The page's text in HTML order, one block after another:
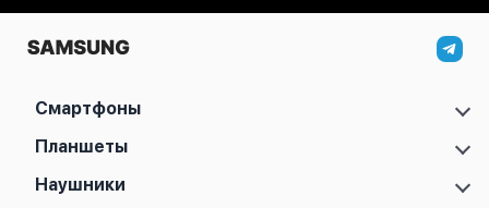
Смартфоны
Samsung Galaxy S
Samsung Galaxy Z
Планшеты
Samsung Galaxy Tab A11
Наушники